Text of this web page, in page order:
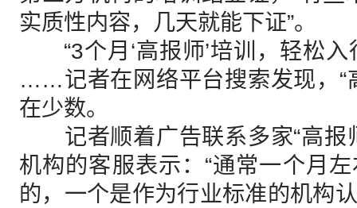
实质性内容，几天就能下证”。
“3个月‘高报师’培训，轻松入
……记者在网络平台搜索发现，“
在少数。
记者顺着广告联系多家“高报
机构的客服表示：“通常一个月
的，一个是作为行业标准的机构